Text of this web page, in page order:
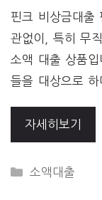
핀크 비상금대출
관없이, 특히 무
소액 대출 상품
들을 대상으로
자세히보기
CATEGORIES
소액대출